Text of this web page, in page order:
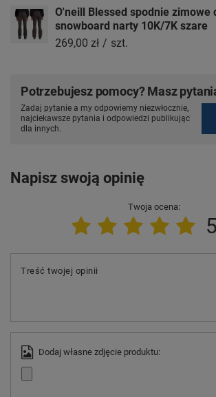
O'neill Blessed spodnie zimowe
snowboard narty 10K/7K szare
269,00 zł / szt.
Potrzebujesz pomocy? Masz
Zadaj pytanie a my odpowiemy niezwłocznie,
najciekawsze pytania i odpowiedzi publikując
dla innych.
Napisz swoją opinię
Twoja ocena:
Treść twojej opinii
Dodaj własne zdjęcie produktu: